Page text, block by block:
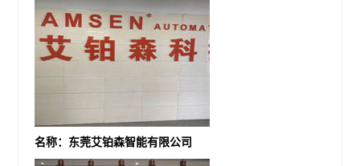
名称：东莞艾铂森智能有限公司